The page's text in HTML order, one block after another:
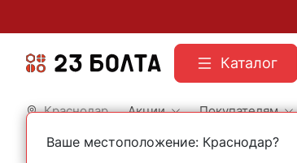
Каталог
Краснодар Акции Покупателям
Главная Строительный крепеж Болты DIN 933
Ваше местоположение: Краснодар?